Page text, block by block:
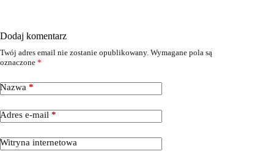
Dodaj komentarz
Twój adres email nie zostanie opublikowany. Wymagane pola są
oznaczone *
Nazwa *
Adres e-mail *
Witryna internetowa